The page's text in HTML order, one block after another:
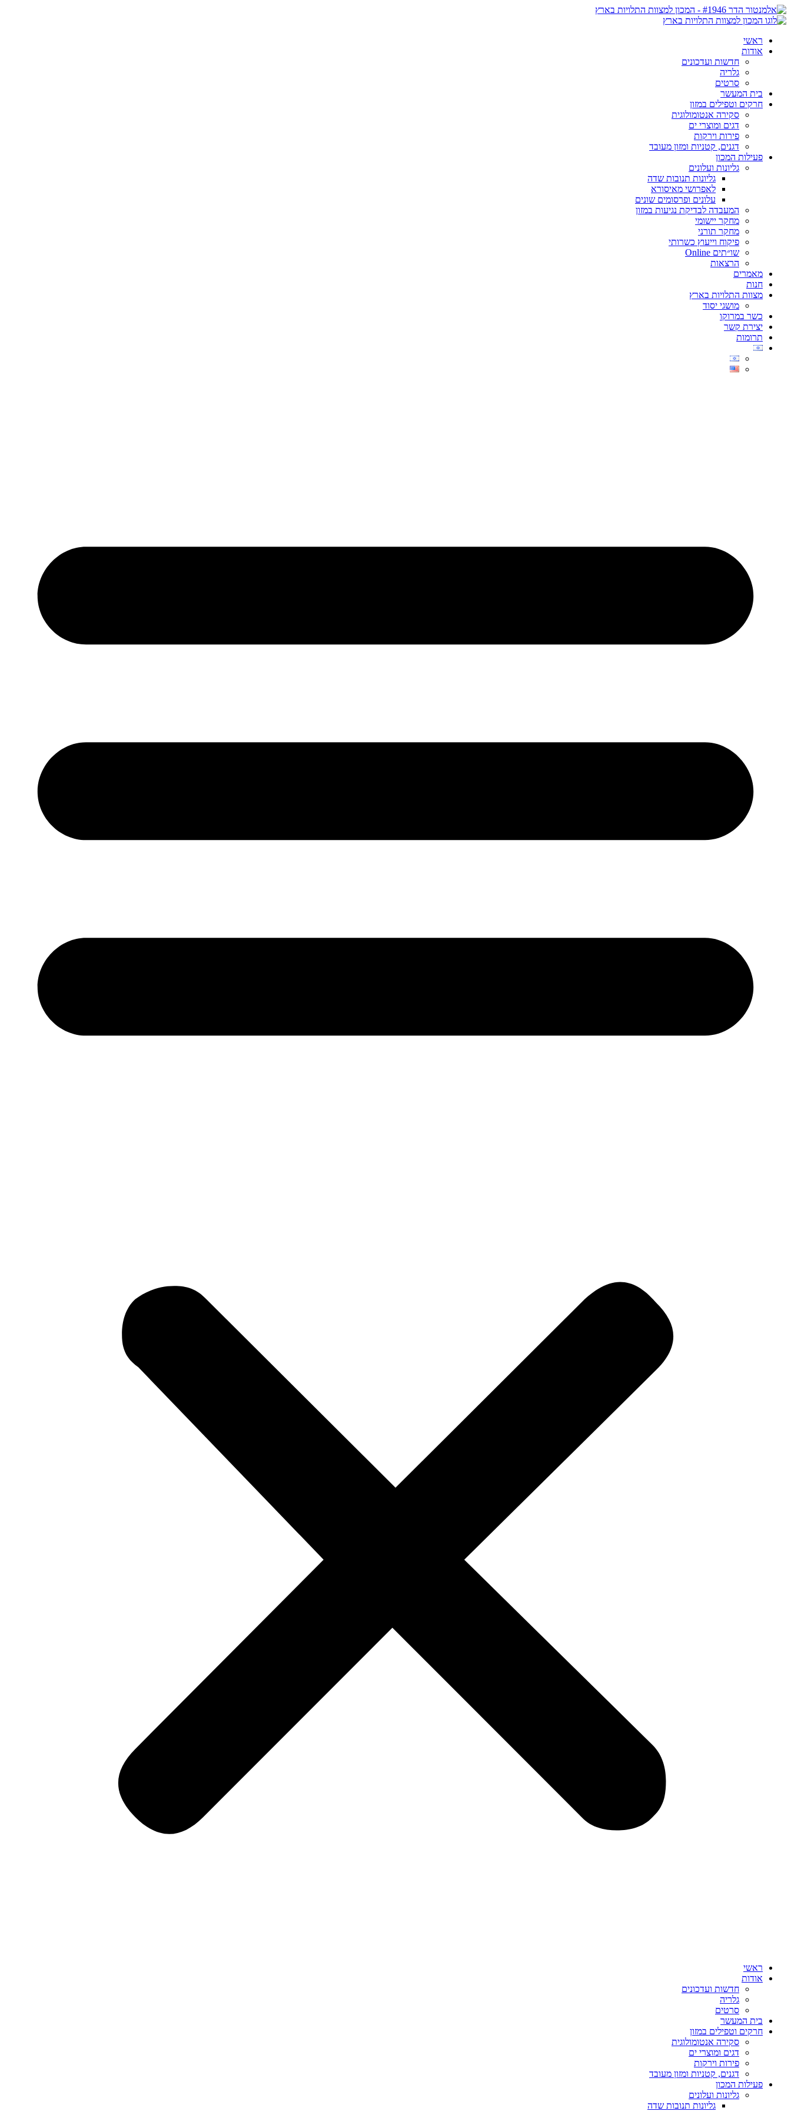
ראשי
אודות
חדשות ועדכונים
גלריה
סרטים
בית המעשר
חרקים וטפילים במזון
סקירה אנטומולוגית
דגים ומוצרי ים
פירות וירקות
דגנים, קטניות ומזון מעובד
פעילות המכון
גליונות ועלונים
גליונות תנובות שדה
לאפרושי מאיסורא
עלונים ופרסומים שונים
המעבדה לבדיקת נגיעות במזון
מחקר יישומי
מחקר תורני
פיקוח וייעוץ כשרותי
שו״תים Online
הרצאות
מאמרים
חנות
מצוות התלויות בארץ
מושגי יסוד
כשר במרוקו
יצירת קשר
תרומות
ראשי
אודות
חדשות ועדכונים
גלריה
סרטים
בית המעשר
חרקים וטפילים במזון
סקירה אנטומולוגית
דגים ומוצרי ים
פירות וירקות
דגנים, קטניות ומזון מעובד
פעילות המכון
גליונות ועלונים
גליונות תנובות שדה